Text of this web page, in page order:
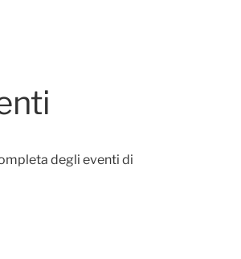
degli eventi di